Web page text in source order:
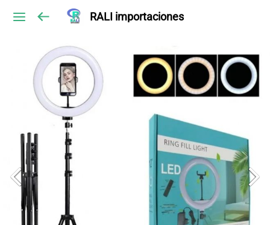
RALI importaciones